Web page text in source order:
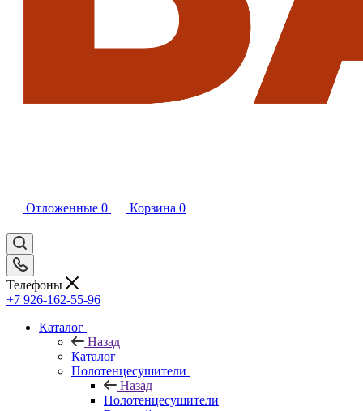
Отложенные 0 Корзина 0
Телефоны
+7 926-162-55-96
Каталог
Назад
Каталог
Полотенцесушители
Назад
Полотенцесушители